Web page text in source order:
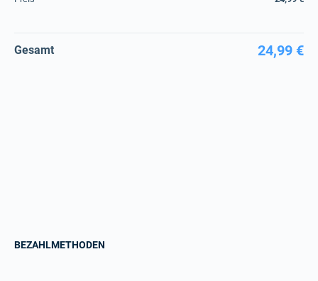
Gesamt 24,99 €
BEZAHLMETHODEN